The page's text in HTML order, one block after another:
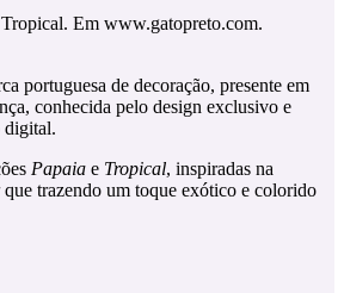
Em www.gatopreto.com.
portuguesa de decoração, presente em
conhecida pelo design exclusivo e
digital.
Papaia e Tropical, inspiradas na
que trazendo um toque exótico e colorido